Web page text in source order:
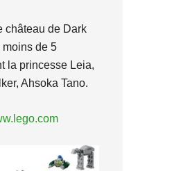
château de Dark
moins de 5
la princesse Leia,
Ahsoka Tano.